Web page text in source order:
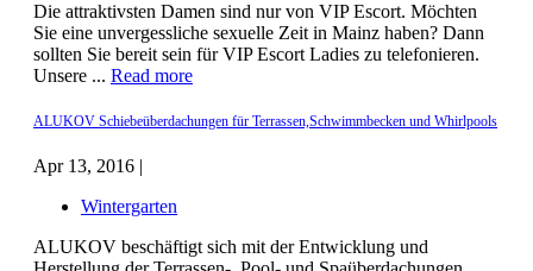
Die attraktivsten Damen sind nur von VIP Escort. Möchten
Sie eine unvergessliche sexuelle Zeit in Mainz haben? Dann
sollten Sie bereit sein für VIP Escort Ladies zu telefonieren.
Unsere ... Read more
ALUKOV Schiebeüberdachungen für Terrassen,Schwimmbecken und Whirlpools
Apr 13, 2016 |
Wintergarten
ALUKOV beschäftigt sich mit der Entwicklung und